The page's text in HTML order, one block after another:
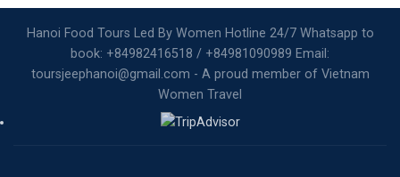
was:is:
Hanoi Food Tours Led By Women Hotline 24/7 Whatsapp to
book: +84982416518 / +84981090989 Email:
toursjeephanoi@gmail.com - A proud member of Vietnam
Women Travel